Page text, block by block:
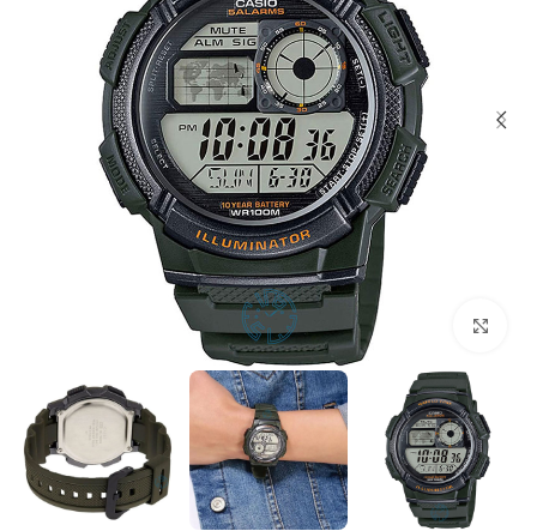
بزرگنمایی تصویر